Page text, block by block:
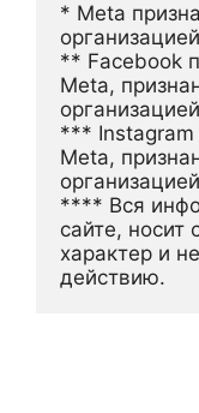
* Meta
** Facebook
Meta,
*** Instagram
Meta,
**** Вся
сайте, носит
характер и
действию.